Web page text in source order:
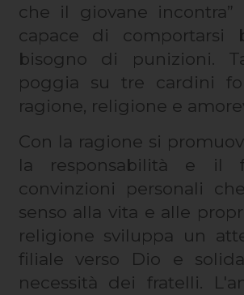
che il giovane incontra”
capace di comportarsi
bisogno di punizioni.
poggia su tre cardini
ragione, religione e
Con la ragione si
la responsabilità e il
convinzioni personali
senso alla vita e alle
religione sviluppa un
filiale verso Dio e
necessità dei fratelli.